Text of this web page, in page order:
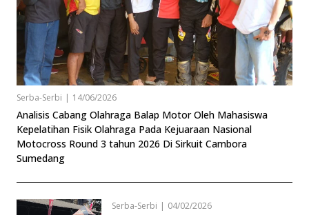
Serba-Serbi | 14/06/2026
Analisis Cabang Olahraga Balap Motor Oleh Mahasiswa
Kepelatihan Fisik Olahraga Pada Kejuaraan Nasional
Motocross Round 3 tahun 2026 Di Sirkuit Cambora
Sumedang
Serba-Serbi | 04/02/2026